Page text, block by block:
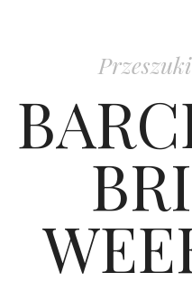
KSIĄŻKI BRIDELLE
POLECANE FIRMY
{HOT SEXY BEST}